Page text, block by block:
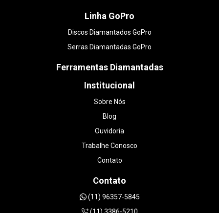
Linha GoPro
Discos Diamantados GoPro
Serras Diamantadas GoPro
Ferramentas Diamantadas
Institucional
Sobre Nós
Blog
Ouvidoria
Trabalhe Conosco
Contato
Contato
(11) 96357-5845